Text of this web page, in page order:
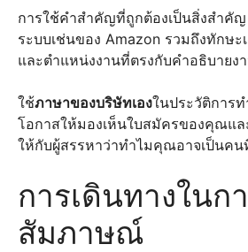
การใช้คำสำคัญที่ถูกต้องเป็นสิ่งสำคัญ
ระบบเช่นของ Amazon รวมถึงทักษ
และตำแหน่งงานที่ตรงกับคำอธิบายง
ใช้ภาษาของบริษัทเองในประวัติการ
โอกาสให้มองเห็นใบสมัครของคุณแ
ให้กับผู้สรรหาว่าทำไมคุณอาจเป็นคน
การเดินทางในก
สัมภาษณ์